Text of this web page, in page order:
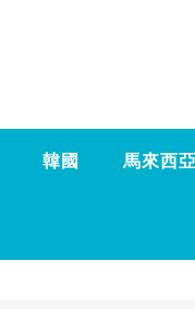
韓國 馬來西亞